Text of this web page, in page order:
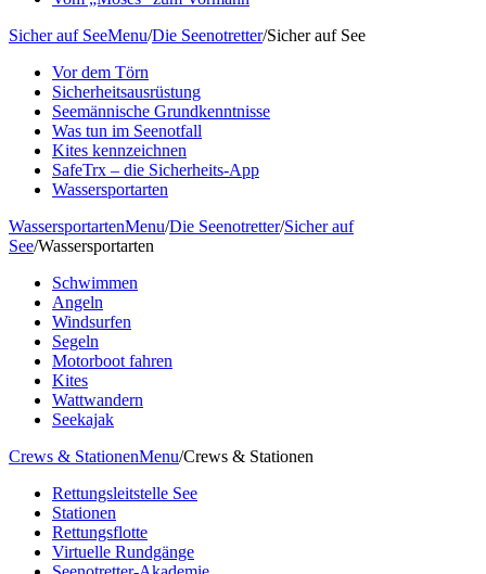
Sicher auf SeeMenu/Die Seenotretter/Sicher auf See
Vor dem Törn
Sicherheitsausrüstung
Seemännische Grundkenntnisse
Was tun im Seenotfall
Kites kennzeichnen
SafeTrx – die Sicherheits-App
Wassersportarten
WassersportartenMenu/Die Seenotretter/Sicher auf
See/Wassersportarten
Schwimmen
Angeln
Windsurfen
Segeln
Motorboot fahren
Kites
Wattwandern
Seekajak
Crews & StationenMenu/Crews & Stationen
Rettungsleitstelle See
Stationen
Rettungsflotte
Virtuelle Rundgänge